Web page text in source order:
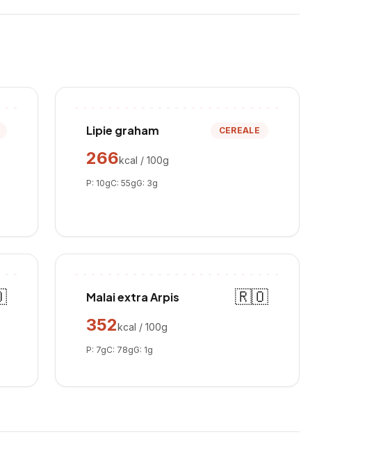
Lipie graham CEREALE
266kcal / 100g
P: 10gC: 55gG: 3g
Malai extra Arpis
🇷🇴
352kcal / 100g
P: 7gC: 78gG: 1g